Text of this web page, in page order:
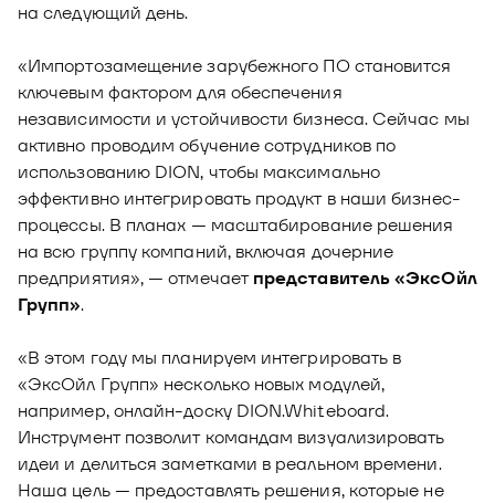
на следующий день.
«Импортозамещение зарубежного ПО становится
ключевым фактором для обеспечения
независимости и устойчивости бизнеса. Сейчас мы
активно проводим обучение сотрудников по
использованию DION, чтобы максимально
эффективно интегрировать продукт в наши бизнес-
процессы. В планах — масштабирование решения
на всю группу компаний, включая дочерние
предприятия», — отмечаетпредставитель «ЭксОйл
Групп».
«В этом году мы планируем интегрировать в
«ЭксОйл Групп» несколько новых модулей,
например, онлайн-доску DION.Whiteboard.
Инструмент позволит командам визуализировать
идеи и делиться заметками в реальном времени.
Наша цель — предоставлять решения, которые не